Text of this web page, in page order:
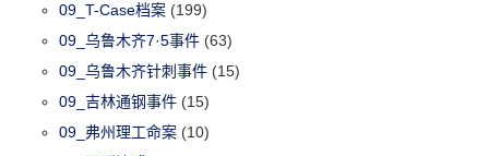
09_T-Case档案 (199)
09_乌鲁木齐7·5事件 (63)
09_乌鲁木齐针刺事件 (15)
09_吉林通钢事件 (15)
09_弗州理工命案 (10)